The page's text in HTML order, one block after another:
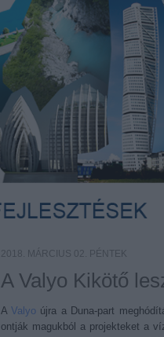
2018. MÁRCIUS 02. PÉNTEK
A Valyo Kikötő
A Valyoújra a Duna-part
ontják magukból a projekteket a